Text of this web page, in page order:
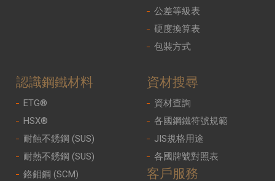
公差等級表
硬度換算表
包裝方式
認識鋼鐵材料
ETG®
HSX®
耐蝕不銹鋼 (SUS)
耐熱不銹鋼 (SUS)
鉻鉬鋼 (SCM)
資材搜尋
資材查詢
各國鋼鐵符號規範
JIS規格用途
各國牌號對照表
客戶服務